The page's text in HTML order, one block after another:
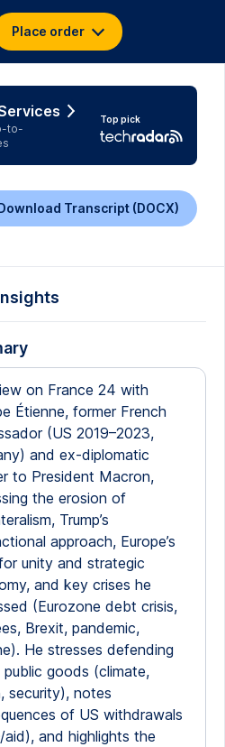
Place order
to-
Top pick
Transcript (DOCX)
on France 24 with
Étienne, former French
(US 2019–2023,
and ex-diplomatic
to President Macron,
the erosion of
Trump’s
approach, Europe’s
unity and strategic
and key crises he
(Eurozone debt crisis,
Brexit, pandemic,
He stresses defending
public goods (climate,
security), notes
of US withdrawals
aid), and highlights the